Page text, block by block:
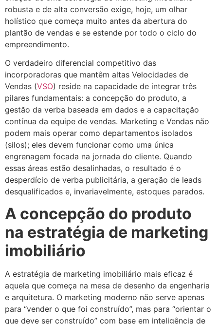
robusta e de alta conversão exige, hoje, um olhar
holístico que começa muito antes da abertura do
plantão de vendas e se estende por todo o ciclo do
empreendimento.
O verdadeiro diferencial competitivo das
incorporadoras que mantêm altas Velocidades de
Vendas (VSO) reside na capacidade de integrar três
pilares fundamentais: a concepção do produto, a
gestão da verba baseada em dados e a capacitação
contínua da equipe de vendas. Marketing e Vendas não
podem mais operar como departamentos isolados
(silos); eles devem funcionar como uma única
engrenagem focada na jornada do cliente. Quando
essas áreas estão desalinhadas, o resultado é o
desperdício de verba publicitária, a geração de leads
desqualificados e, invariavelmente, estoques parados.
A concepção do produto
na estratégia de marketing
imobiliário
A estratégia de marketing imobiliário mais eficaz é
aquela que começa na mesa de desenho da engenharia
e arquitetura. O marketing moderno não serve apenas
para “vender o que foi construído”, mas para “orientar o
que deve ser construído” com base em inteligência de